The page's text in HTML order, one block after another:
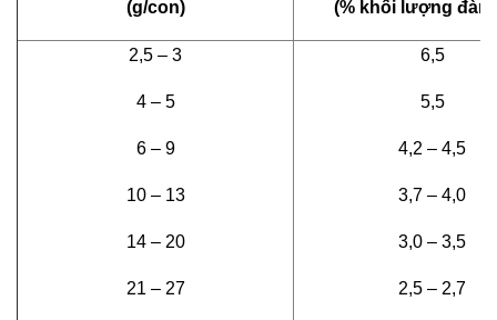
(g/con) (% khối lượng đàn
2,5 – 3
4 – 5
6 – 9
10 – 13
14 – 20
21 – 27
6,5
5,5
4,2 – 4,5
3,7 – 4,0
3,0 – 3,5
2,5 – 2,7